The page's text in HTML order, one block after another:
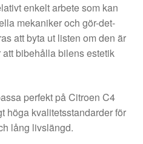
enkelt arbete som kan
mekaniker och gör-det-
att byta ut listen om den är
bibehålla bilens estetik
perfekt på Citroen C4
höga kvalitetsstandarder för
lång livslängd.